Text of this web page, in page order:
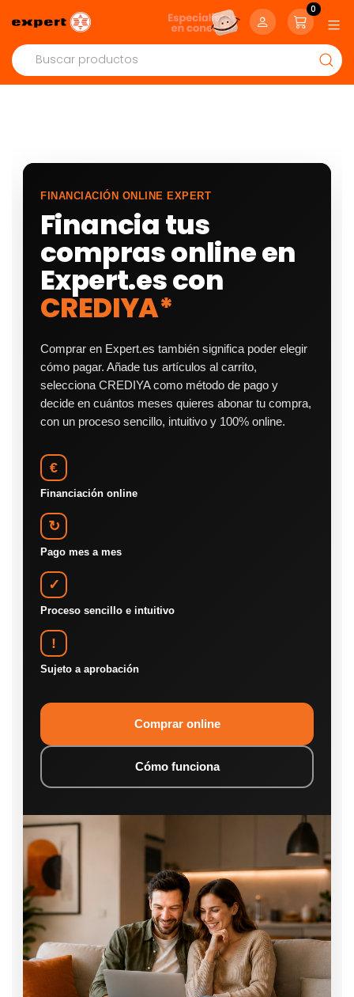
0
FINANCIACIÓN ONLINE EXPERT
Financia tus
compras online en
Expert.es con
CREDIYA*
Comprar en Expert.es también significa poder elegir
cómo pagar. Añade tus artículos al carrito,
selecciona CREDIYA como método de pago y
decide en cuántos meses quieres abonar tu compra,
con un proceso sencillo, intuitivo y 100% online.
€
Financiación online
↻
Pago mes a mes
✓
Proceso sencillo e intuitivo
!
Sujeto a aprobación
Comprar online
Cómo funciona